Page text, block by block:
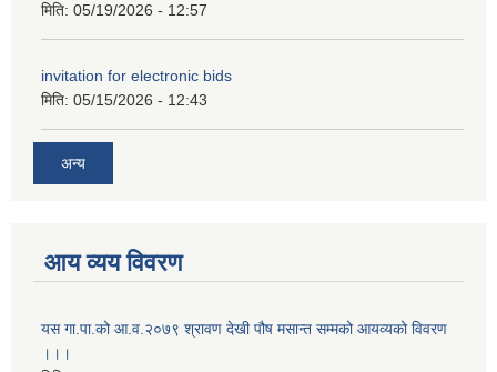
मिति: 05/19/2026 - 12:57
invitation for electronic bids
मिति: 05/15/2026 - 12:43
अन्य
आय व्यय विवरण
यस गा.पा.को आ.व.२०७९ श्रावण देखी पौष मसान्त सम्मको आयव्यको विवरण
।।।